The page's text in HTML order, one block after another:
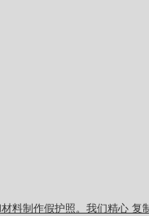
料制作假护照。我们精心 复